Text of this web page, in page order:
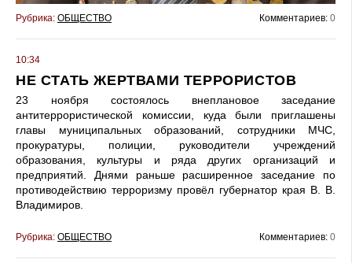
Рубрика: ОБЩЕСТВО Комментариев: 0
10:34
НЕ СТАТЬ ЖЕРТВАМИ ТЕРРОРИСТОВ
23 ноября состоялось внеплановое заседание
антитеррористической комиссии, куда были приглашены
главы муниципальных образований, сотрудники МЧС,
прокуратуры, полиции, руководители учреждений
образования, культуры и ряда других организаций и
предприятий. Днями раньше расширенное заседание по
противодействию терроризму провёл губернатор края В. В.
Владимиров.
Рубрика: ОБЩЕСТВО Комментариев: 0